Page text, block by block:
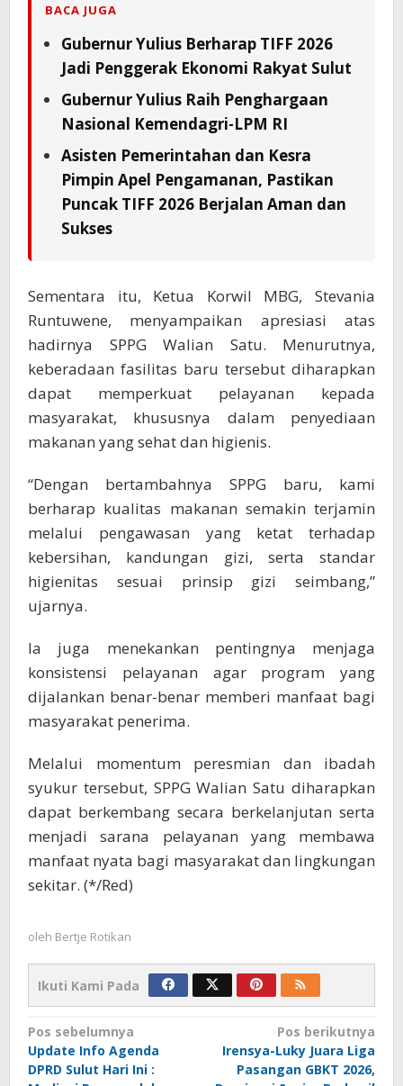
BACA JUGA
Gubernur Yulius Berharap TIFF 2026
Jadi Penggerak Ekonomi Rakyat Sulut
Gubernur Yulius Raih Penghargaan
Nasional Kemendagri-LPM RI
Asisten Pemerintahan dan Kesra
Pimpin Apel Pengamanan, Pastikan
Puncak TIFF 2026 Berjalan Aman dan
Sukses
Sementara itu, Ketua Korwil MBG, Stevania
Runtuwene, menyampaikan apresiasi atas
hadirnya SPPG Walian Satu. Menurutnya,
keberadaan fasilitas baru tersebut diharapkan
dapat memperkuat pelayanan kepada
masyarakat, khususnya dalam penyediaan
makanan yang sehat dan higienis.
“Dengan bertambahnya SPPG baru, kami
berharap kualitas makanan semakin terjamin
melalui pengawasan yang ketat terhadap
kebersihan, kandungan gizi, serta standar
higienitas sesuai prinsip gizi seimbang,”
ujarnya.
Ia juga menekankan pentingnya menjaga
konsistensi pelayanan agar program yang
dijalankan benar-benar memberi manfaat bagi
masyarakat penerima.
Melalui momentum peresmian dan ibadah
syukur tersebut, SPPG Walian Satu diharapkan
dapat berkembang secara berkelanjutan serta
menjadi sarana pelayanan yang membawa
manfaat nyata bagi masyarakat dan lingkungan
sekitar. (*/Red)
oleh Bertje Rotikan
Ikuti Kami Pada
Navigasi
pos
Pos sebelumnya
Update Info Agenda
DPRD Sulut Hari Ini :
Pos berikutnya
Irensya-Luky Juara Liga
Pasangan GBKT 2026,